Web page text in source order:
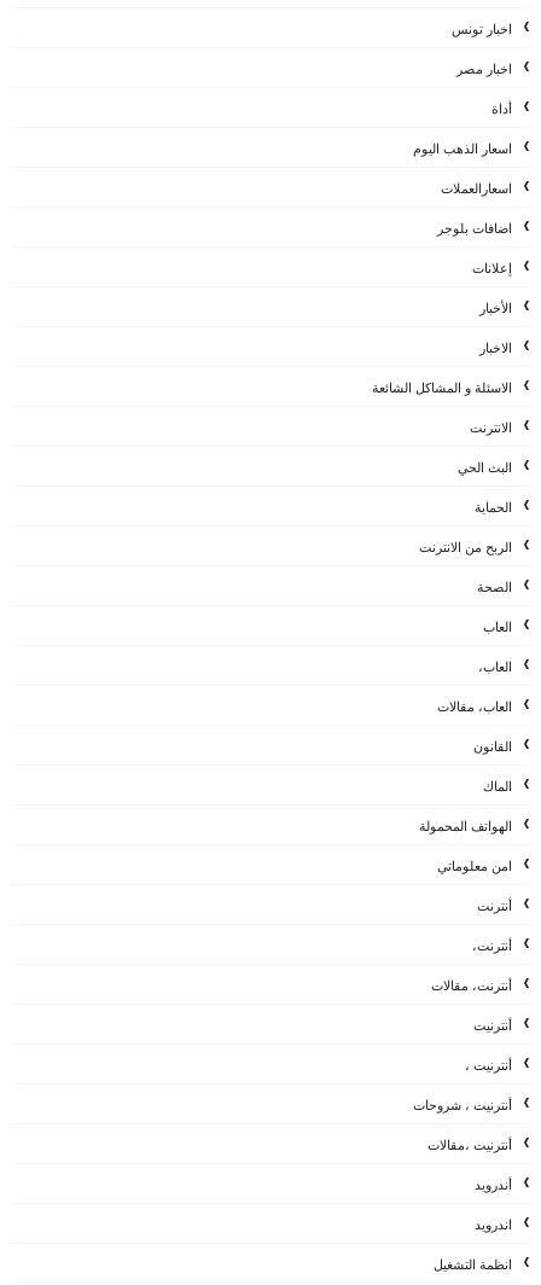
اخبار تونس
اخبار مصر
أداة
اسعار الذهب اليوم
اسعارالعملات
اضافات بلوجر
إعلانات
الأخبار
الاخبار
الاسئلة و المشاكل الشائعة
الانترنت
البث الحي
الحماية
الربح من الانترنت
الصحة
العاب
العاب،
العاب، مقالات
القانون
الماك
الهواتف المحمولة
امن معلوماتي
أنترنت
أنترنت،
أنترنت، مقالات
أنترنيت
أنترنيت ،
أنترنيت ، شروحات
أنترنيت ،مقالات
أندرويد
اندرويد
انظمة التشغيل